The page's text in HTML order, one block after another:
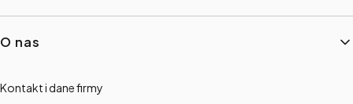
O nas
Kontakt i dane firmy